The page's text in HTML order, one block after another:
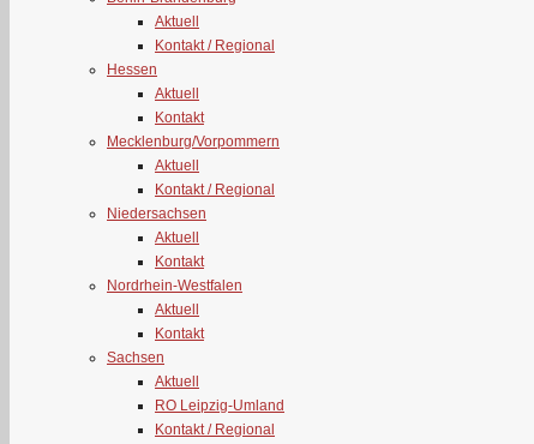
Aktuell
Kontakt / Regional
Hessen
Aktuell
Kontakt
Mecklenburg/Vorpommern
Aktuell
Kontakt / Regional
Niedersachsen
Aktuell
Kontakt
Nordrhein-Westfalen
Aktuell
Kontakt
Sachsen
Aktuell
RO Leipzig-Umland
Kontakt / Regional